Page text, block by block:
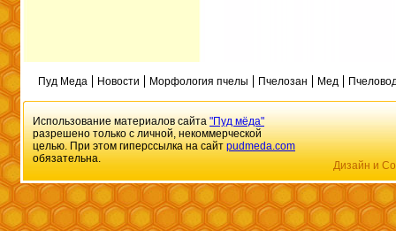
Пуд Меда Новости Морфология пчелы Пчелозан Мед
Использование материалов сайта"Пуд мёда"
разрешено только с личной, некоммерческой
целью. При этом гиперссылка на сайтpudmeda.com
обязательна.
Дизайн и